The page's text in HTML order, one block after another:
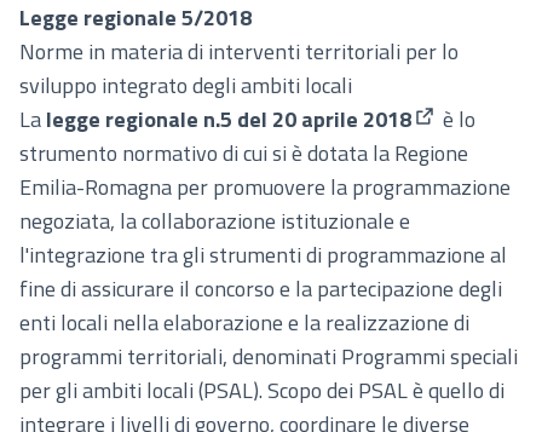
Legge regionale 5/2018
Norme in materia di interventi territoriali per lo
sviluppo integrato degli ambiti locali
Lalegge regionale n.5 del 20 aprile 2018
è lo
strumento normativo di cui si è dotata la Regione
Emilia-Romagna per promuovere la programmazione
negoziata, la collaborazione istituzionale e
l'integrazione tra gli strumenti di programmazione al
fine di assicurare il concorso e la partecipazione degli
enti locali nella elaborazione e la realizzazione di
programmi territoriali, denominati Programmi speciali
per gli ambiti locali (PSAL). Scopo dei PSAL è quello di
integrare i livelli di governo, coordinare le diverse